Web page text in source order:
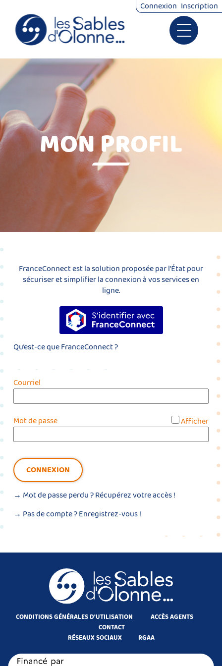
Ouvrir le
Démarches
Connexion Inscription
MON PROFIL
FranceConnect est la solution proposée par l’État pour
sécuriser et simplifier la connexion à vos services en
ligne.
S’identifier avec FranceConnect
Qu’est-ce que FranceConnect ?
Courriel
Mot de passe Afficher
CONNEXION
→ Mot de passe perdu ?Récupérez votre accès !
→ Pas de compte ?Enregistrez-vous !
CONDITIONS GÉNÉRALES D'UTILISATION
ACCÈS AGENTS
CONTACT
RÉSEAUX SOCIAUX
RGAA